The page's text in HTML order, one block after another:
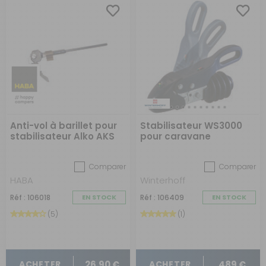
CAMPING-CAR,
CARAVANES ET
REMORQUES
Partir en voyage avec une caravane requiert une
préparation minutieuse. Pour garantir un trajet sans
souci, l'utilisation d'un stabilisateur de caravane est
essentielle. Cet accessoire, souvent monté avec une
caravane ou une remorque, assure une conduite stable
la forme de votre véhicule, elles offrent une protection
optimale contre les intempéries, les fientes d'oiseaux et
les dépôts.
Présentation des stabilisateurs de caravane
et camping-car
tangage (mouvement avant et arrière) et le roulis
Anti-vol à barillet pour
stabilisateur Alko AKS
Comparer
HABA
Réf : 106018 EN STOCK
(5)
Stabilisateur WS3000
pour caravane
Comparer
Winterhoff
Réf : 106409 EN STOCK
(1)